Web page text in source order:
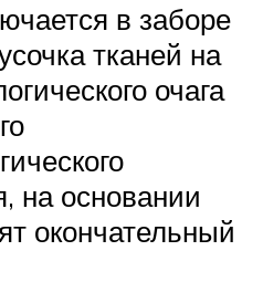
в заборе
тканей на
очага
на основании
окончательный